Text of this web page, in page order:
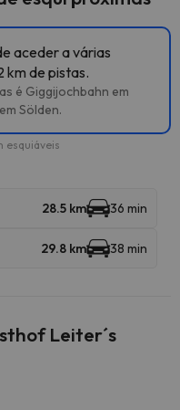
aceder a várias
km de pistas.
é Giggijochbahn em
Sölden.
esquiáveis
28.5 km 36 min
29.8 km 38 min
Leiter´s